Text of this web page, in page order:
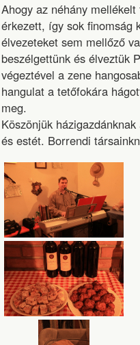
Ahogy az néhány
érkezett, így sok finomság
élvezeteket sem mellőző
beszélgettünk és élveztük
végeztével a zene
hangulat a tetőfokára
meg.
Köszönjük
és estét. Borrendi